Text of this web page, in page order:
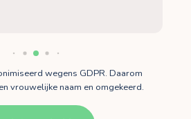
wegens GDPR. Daarom
vrouwelijke naam en omgekeerd.